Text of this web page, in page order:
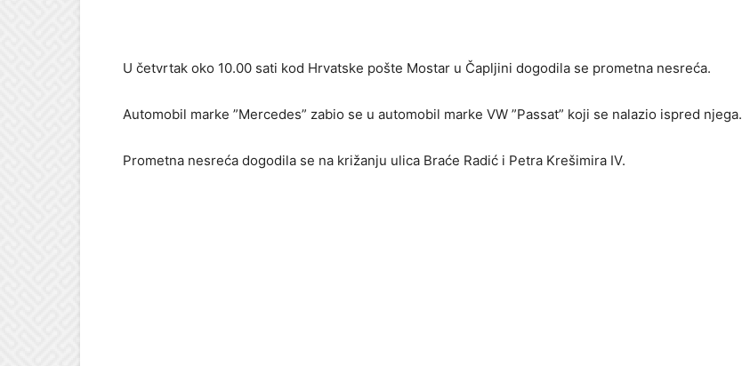
U četvrtak oko 10.00 sati kod Hrvatske pošte Mostar u Čapljini dogodila se prometna nesreća.
Automobil marke ”Mercedes” zabio se u automobil marke VW ”Passat” koji se nalazio ispred njega.
Prometna nesreća dogodila se na križanju ulica Braće Radić i Petra Krešimira IV.